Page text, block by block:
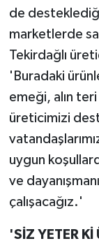
de
marketlerde
Tekirdağlı
'Buradaki
emeği, alın
üreticimizi
uygun
ve
çalışacağız.'
'SİZ YETER